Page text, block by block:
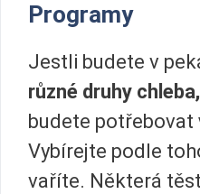
Programy
Jestli budete v
různé druhy
budete potřebovat
Vybírejte podle
vaříte. Některá